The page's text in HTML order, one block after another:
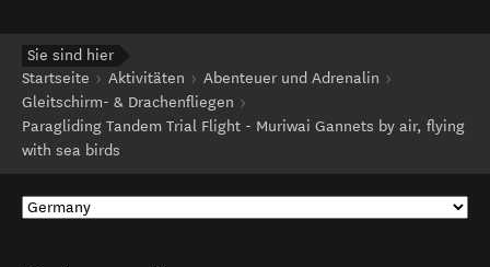
Sie sind hier
Startseite
Aktivitäten
Abenteuer und Adrenalin
Gleitschirm- & Drachenfliegen
Paragliding Tandem Trial Flight - Muriwai Gannets by air, flying
with sea birds